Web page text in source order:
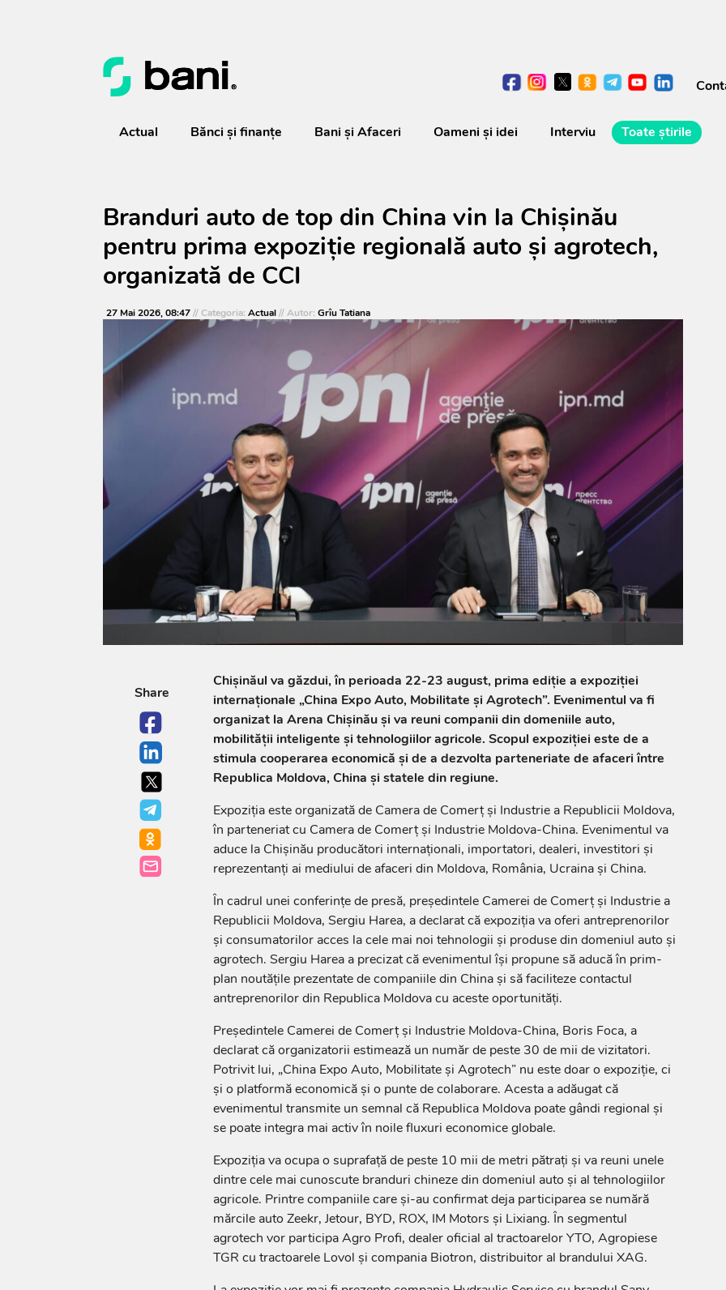
Actual Bănci şi finanţe Bani și Afaceri Oameni şi idei Interviu Toate știrile
Branduri auto de top din China vin la Chișinău
pentru prima expoziție regională auto și agrotech,
organizată de CCI
27 Mai 2026, 08:47// Categoria: Actual// Autor: Grîu Tatiana
Share
Chișinăul va găzdui, în perioada 22-23 august, prima ediție a expoziției
internaționale „China Expo Auto, Mobilitate și Agrotech”. Evenimentul va fi
organizat la Arena Chișinău și va reuni companii din domeniile auto,
mobilității inteligente și tehnologiilor agricole. Scopul expoziției este de a
stimula cooperarea economică și de a dezvolta parteneriate de afaceri între
Republica Moldova, China și statele din regiune.
Expoziția este organizată de Camera de Comerț și Industrie a Republicii Moldova,
în parteneriat cu Camera de Comerț și Industrie Moldova-China. Evenimentul va
aduce la Chișinău producători internaționali, importatori, dealeri, investitori și
reprezentanți ai mediului de afaceri din Moldova, România, Ucraina și China.
În cadrul unei conferințe de presă, președintele Camerei de Comerț și Industrie a
Republicii Moldova, Sergiu Harea, a declarat că expoziția va oferi antreprenorilor
și consumatorilor acces la cele mai noi tehnologii și produse din domeniul auto și
agrotech. Sergiu Harea a precizat că evenimentul își propune să aducă în prim-
plan noutățile prezentate de companiile din China și să faciliteze contactul
antreprenorilor din Republica Moldova cu aceste oportunități.
Președintele Camerei de Comerț și Industrie Moldova-China, Boris Foca, a
declarat că organizatorii estimează un număr de peste 30 de mii de vizitatori.
Potrivit lui, „China Expo Auto, Mobilitate și Agrotech” nu este doar o expoziție, ci
și o platformă economică și o punte de colaborare. Acesta a adăugat că
evenimentul transmite un semnal că Republica Moldova poate gândi regional și
se poate integra mai activ în noile fluxuri economice globale.
Expoziția va ocupa o suprafață de peste 10 mii de metri pătrați și va reuni unele
dintre cele mai cunoscute branduri chineze din domeniul auto și al tehnologiilor
agricole. Printre companiile care și-au confirmat deja participarea se numără
mărcile auto Zeekr, Jetour, BYD, ROX, IM Motors și Lixiang. În segmentul
agrotech vor participa Agro Profi, dealer oficial al tractoarelor YTO, Agropiese
TGR cu tractoarele Lovol și compania Biotron, distribuitor al brandului XAG.